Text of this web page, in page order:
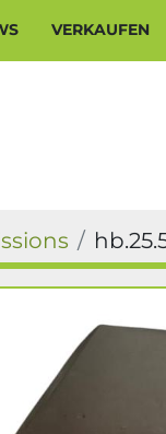
VERKAUFEN